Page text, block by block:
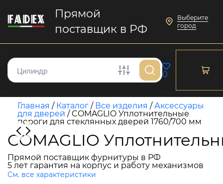
Прямой
поставщик в РФ
Выберите
город
0
Главная / Каталог / Все изделия /Аксессуары
для дверей /COMAGLIO Уплотнительные
пороги для стеклянных дверей 1760/700 мм
COMAGLIO
Прямой поставщик фурнитуры в РФ
5 лет гарантия на корпус и работу механизмов
См. все характеристики